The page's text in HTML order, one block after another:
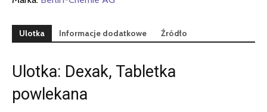
Ulotka Informacje dodatkowe Źródło
Ulotka: Dexak, Tabletka
powlekana